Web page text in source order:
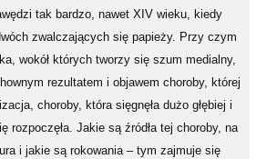
tak bardzo, nawet XIV wieku, kiedy
zwalczających się papieży. Przy czym
wokół których tworzy się szum medialny,
rezultatem i objawem choroby, której
choroby, która sięgnęła dużo głębiej i
rozpoczęła. Jakie są źródła tej choroby, na
i jakie są rokowania – tym zajmuje się